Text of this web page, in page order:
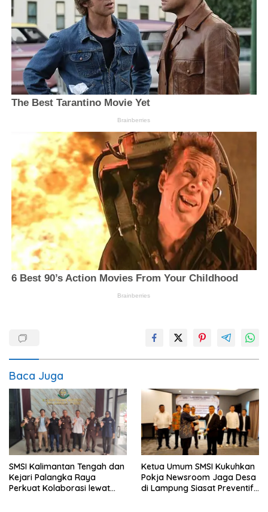
Baca Juga
SMSI Kalimantan Tengah dan
Kejari Palangka Raya
Perkuat Kolaborasi lewat
Ketua Umum SMSI Kukuhkan
Pokja Newsroom Jaga Desa
di Lampung Siasat Preventif